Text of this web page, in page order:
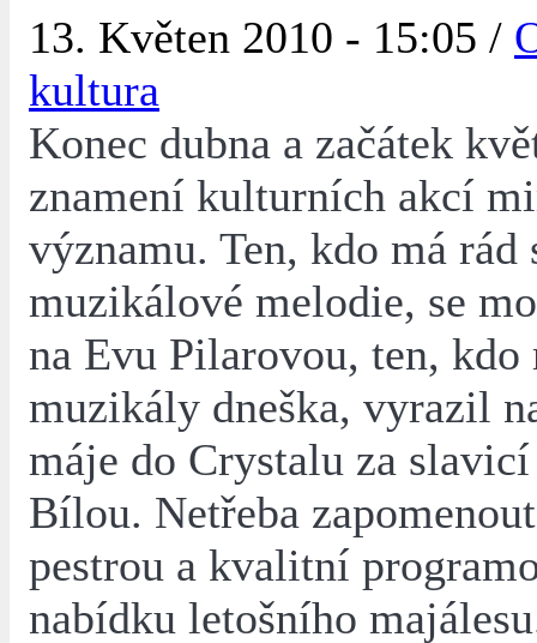
13. Květen 2010 - 15:05 /
kultura
Konec dubna a začátek
znamení kulturních akcí
významu. Ten, kdo má rád
muzikálové melodie, se
na Evu Pilarovou, ten, kdo
muzikály dneška, vyrazil
máje do Crystalu za
Bílou. Netřeba
pestrou a kvalitní
nabídku letošního